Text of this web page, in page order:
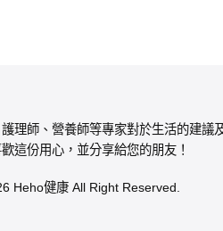
理師、營養師等專家對於生活的建議
這份用心，並分享給您的朋友！
Heho健康 All Right Reserved.